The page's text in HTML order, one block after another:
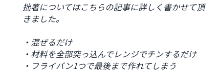
拙著についてはこちらの記事に詳しく書かせて頂
きました。
・混ぜるだけ
・材料を全部突っ込んでレンジでチンするだけ
・フライパン1つで最後まで作れてしまう